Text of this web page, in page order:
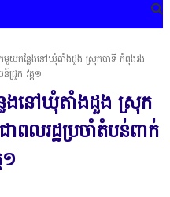
មួយកន្លែងនៅឃុំតាំងដួង ស្រុកបាទី កំពុងរង
ជ្រូក វគ្គ១
ែងនៅឃុំតាំងដួង ស្រុក
ាពលរដ្ឋប្រចាំតំបន់ពាក់
១